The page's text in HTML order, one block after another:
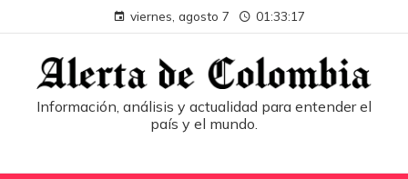
viernes, agosto 7 01:33:18
Información, análisis y actualidad para entender el
país y el mundo.